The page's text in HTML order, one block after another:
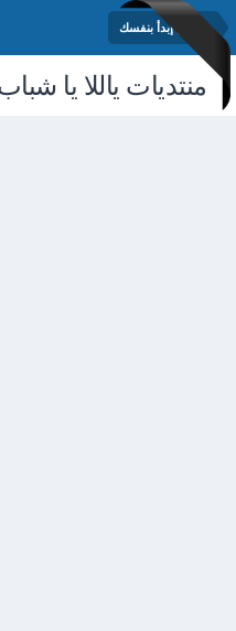
مشروع إبدأ بنفسك
منتديات ياللا يا شباب